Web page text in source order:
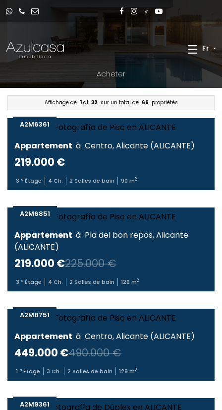
Fr
Acheter
Affichage de 1 al 32 sur un total de 66 propriétés
A2M6361
Appartement à Centro,Alicante (ALICANTE)
219.000 €
3 ª Étage 4 Ch. 2 Salles de bain 90 m2
A2M6851
Appartement à Pla del bon repos,Alicante
(ALICANTE)
225.000 €
219.000 €
3 ª Étage 4 Ch. 2 Salles de bain 126 m2
A2M8751
Appartement à Centro,Alicante (ALICANTE)
490.000 €
449.000 €
1 ª Étage 3 Ch. 2 Salles de bain 128 m2
A2M9361